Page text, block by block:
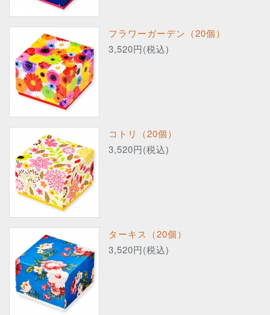
フラワーガーデン（20個）
3,520円(税込)
コトリ（20個）
3,520円(税込)
ターキス（20個）
3,520円(税込)